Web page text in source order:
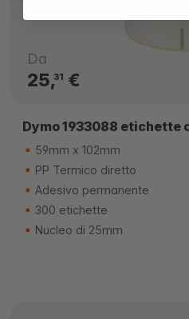
Da
25,31 €
Dymo 1933088 etichette
59mm x 102mm
PP Termico diretto
Adesivo permanente
300 etichette
Nucleo di 25mm